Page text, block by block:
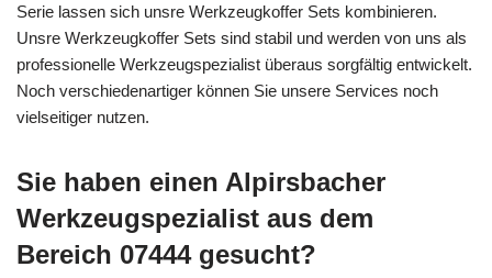
Serie lassen sich unsre Werkzeugkoffer Sets kombinieren.
Unsre Werkzeugkoffer Sets sind stabil und werden von uns als
professionelle Werkzeugspezialist überaus sorgfältig entwickelt.
Noch verschiedenartiger können Sie unsere Services noch
vielseitiger nutzen.
Sie haben einen Alpirsbacher
Werkzeugspezialist aus dem
Bereich 07444 gesucht?